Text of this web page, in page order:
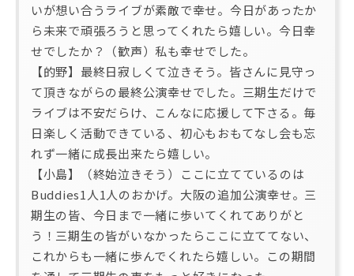
いが想い合うライブが素敵で幸せ。今日があったか
ら未来で頑張ろうと思ってくれたら嬉しい。今日幸
せでしたか？（歓声）私も幸せでした。
【的野】最終日寂しくて泣きそう。皆さんに見守っ
て頂きながらの最終公演幸せでした。三期生だけで
ライブは不安だらけ、こんなに応援して下さる。毎
日楽しく活動できている、初心もおもてなし会も忘
れず一緒に成長出来たら嬉しい。
【小島】（終始泣きそう）ここに立てているのは
Buddies1人1人のおかげ。大阪の追加公演幸せ。三
期生の皆、今日まで一緒に歩いてくれてありがと
う！三期生の皆がいなかったらここに立ててない、
これからも一緒に歩んでくれたら嬉しい。この期間